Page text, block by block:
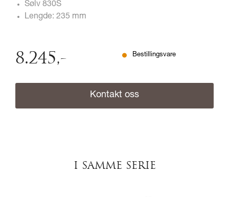
Sølv 830S
Lengde: 235 mm
8.245,- Bestillingsvare
Kontakt oss
I SAMME SERIE